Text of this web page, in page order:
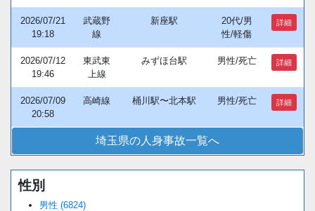
2026/07/21
19:18
武蔵野
線
新座駅
20代/男
性/軽傷
詳細
2026/07/12
19:46
東武東
上線
みずほ台駅 男性/死亡 詳細
2026/07/09
20:58
高崎線 桶川駅〜北本駅 男性/死亡 詳細
埼玉県の人身事故一覧へ
Unmute
性別
男性 (6824)